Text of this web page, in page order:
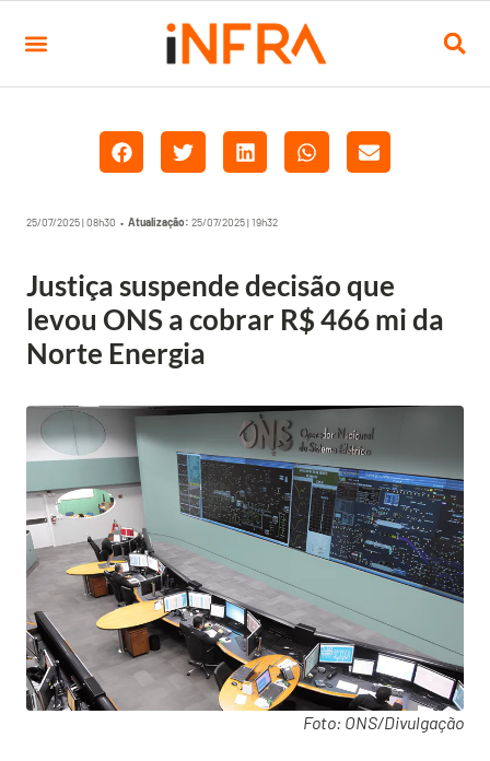
25/07/2025 | 08h30 • Atualização: 25/07/2025 | 19h32
Justiça suspende decisão que
levou ONS a cobrar R$ 466 mi da
Norte Energia
Foto: ONS/Divulgação